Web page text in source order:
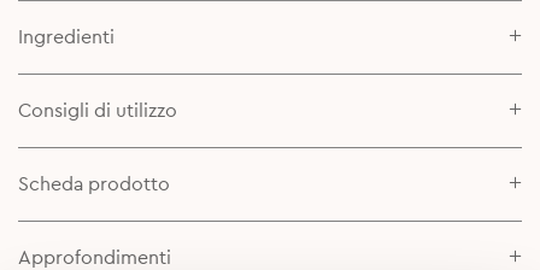
Ingredienti
Consigli di utilizzo
Scheda prodotto
Approfondimenti